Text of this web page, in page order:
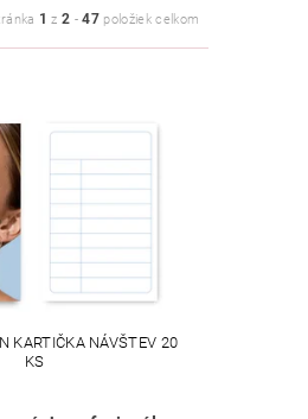
1 z2 -47 položiek celkom
KARTIČKA NÁVŠTEV 20
KS